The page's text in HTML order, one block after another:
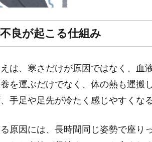
良が起こる仕組み
は、寒さだけが原因ではなく、血
を運ぶだけでなく、体の熱も運搬
手足や足先が冷たく感じやすくな
原因には、長時間同じ姿勢で座り